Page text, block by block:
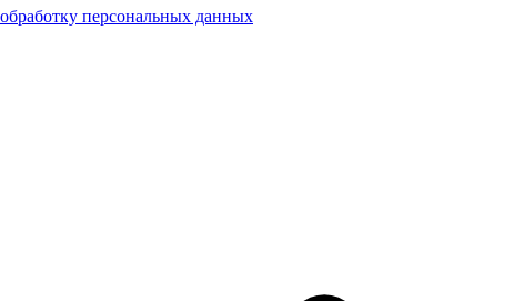
персональных данных